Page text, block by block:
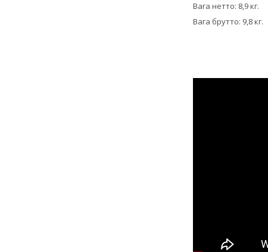
Вага нетто: 8,9 кг.
Вага брутто: 9,8 кг.